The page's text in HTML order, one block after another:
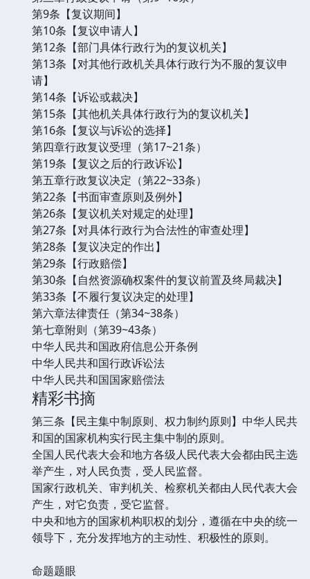
第9条【复议期间】
第10条【复议申请人】
第12条【部门具体行政行为的复议机关】
第13条【对其他行政机关具体行政行为不服的复议申
请】
第14条【诉讼或裁决】
第15条【其他机关具体行政行为的复议机关】
第16条【复议与诉讼的选择】
第四章行政复议受理（第17~21条）
第19条【复议之后的行政诉讼】
第五章行政复议决定（第22~33条）
第22条【书面审查原则及例外】
第26条【复议机关对规定的处理】
第27条【对具体行政行为合法性的审查处理】
第28条【复议决定的作出】
第29条【行政赔偿】
第30条【自然资源确权案件的复议前置及终局裁决】
第33条【不履行复议决定的处理】
第六章法律责任（第34~38条）
第七章附则（第39~43条）
中华人民共和国政府信息公开条例
中华人民共和国行政诉讼法
中华人民共和国国家赔偿法
精彩书摘
第三条【民主集中制原则、权力制约原则】中华人民共
和国的国家机构实行民主集中制的原则。
全国人民代表大会和地方各级人民代表大会都由民主选
举产生，对人民负责，受人民监督。
国家行政机关、审判机关、检察机关都由人民代表大会
产生，对它负责，受它监督。
中央和地方的国家机构职权的划分，遵循在中央的统一
领导下，充分发挥地方的主动性、积极性的原则。
命题题眼